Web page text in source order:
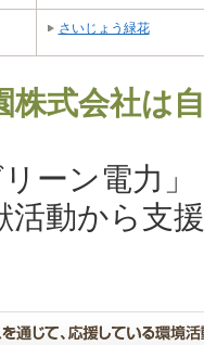
さいじょう緑花
株式会社は
ーン電力
活動から支